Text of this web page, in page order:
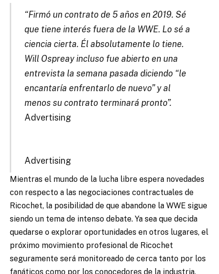
“Firmó un contrato de 5 años en 2019. Sé
que tiene interés fuera de la WWE. Lo sé a
ciencia cierta. Él absolutamente lo tiene.
Will Ospreay incluso fue abierto en una
entrevista la semana pasada diciendo “le
encantaría enfrentarlo de nuevo” y al
menos su contrato terminará pronto”.
Advertising
Advertising
Mientras el mundo de la lucha libre espera novedades
con respecto a las negociaciones contractuales de
Ricochet, la posibilidad de que abandone la WWE sigue
siendo un tema de intenso debate. Ya sea que decida
quedarse o explorar oportunidades en otros lugares, el
próximo movimiento profesional de Ricochet
seguramente será monitoreado de cerca tanto por los
fanáticos como por los conocedores de la industria.